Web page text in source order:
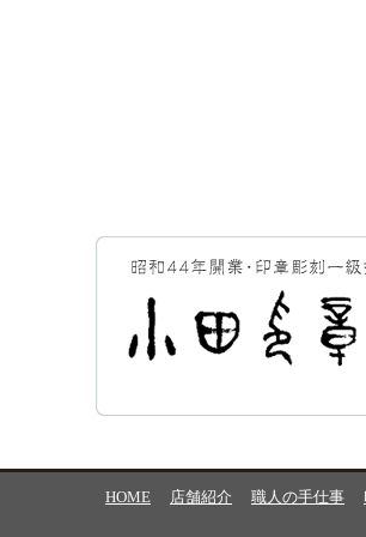
HOME 店舗紹介 職人の手仕事